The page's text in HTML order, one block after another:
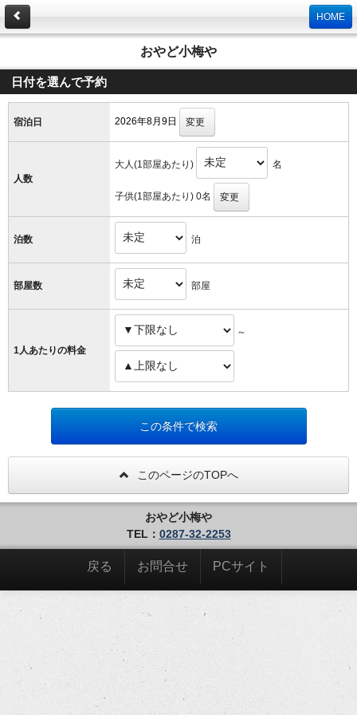
HOME
おやど小梅や
日付を選んで予約
宿泊日 2026年8月 9日 変更
人数
大人(1部屋あたり) 名
子供(1部屋あたり) 0名 変更
泊数 泊
部屋数 部屋
1人あたりの料金
～
このページのTOPへ
おやど小梅や
TEL： 0287-32-2253
戻る お問合せ PCサイト